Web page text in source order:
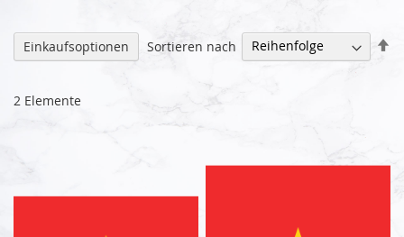
2 Elemente
Sortieren nach
Einkaufsoptionen